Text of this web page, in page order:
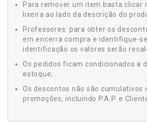
Para remover um item basta clicar
lixeira ao lado da descrição do
Professores: para obter os
em encerra compra e identifique-
identificação os valores serão
Os pedidos ficam condicionados a
estoque;
Os descontos não são cumulativos
promoções, incluindo P.A.P. e Cliente